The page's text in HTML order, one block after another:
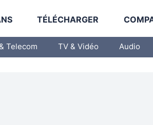
TÉLÉCHARGER
Telecom TV & Vidéo Audio